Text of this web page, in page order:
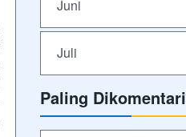
Juni
Juli
Paling Dikomentari